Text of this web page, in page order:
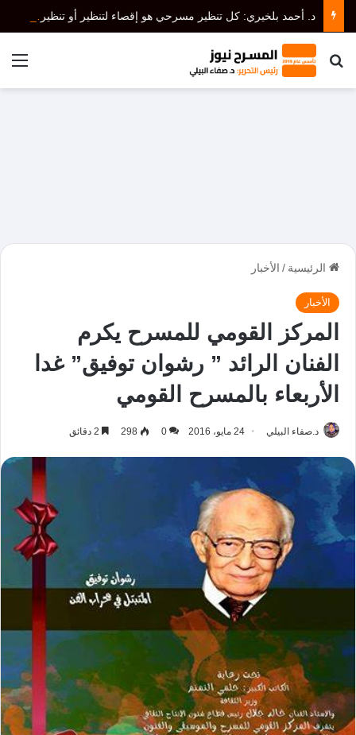
بحث عن
الرئيسية / الأخبار
الأخبار
المركز القومي للمسرح يكرم
الفنان الرائد ” رشوان توفيق” غدا
الأربعاء بالمسرح القومي
د.صفاء البيلي 24 مايو، 2016 0
298